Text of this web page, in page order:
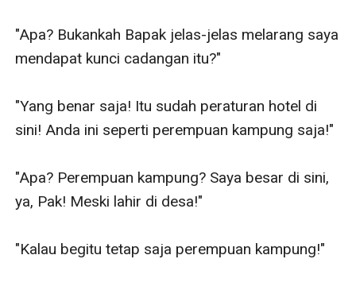
"Apa? Bukankah Bapak jelas-jelas melarang saya
mendapat kunci cadangan itu?"
"Yang benar saja! Itu sudah peraturan hotel di
sini! Anda ini seperti perempuan kampung saja!"
"Apa? Perempuan kampung? Saya besar di sini,
ya, Pak! Meski lahir di desa!"
"Kalau begitu tetap saja perempuan kampung!"